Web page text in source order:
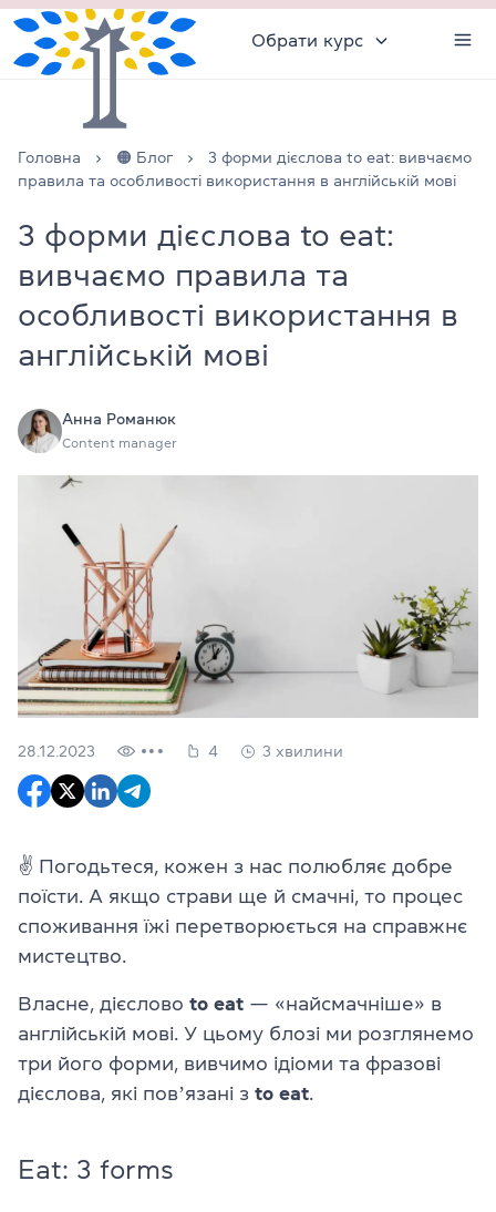
Обрати курс
Головна 🟠 Блог
3 форми дієслова to eat: вивчаємо
правила та особливості використання в англійській мові
3 форми дієслова to eat:
вивчаємо правила та
особливості використання в
англійській мові
Анна Романюк
Content manager
28.12.2023 4 3 хвилини
✌ Погодьтеся, кожен з нас полюбляє добре
поїсти. А якщо страви ще й смачні, то процес
споживання їжі перетворюється на справжнє
мистецтво.
Власне, дієслово to eat — «найсмачніше» в
англійській мові. У цьому блозі ми розглянемо
три його форми, вивчимо ідіоми та фразові
дієслова, які повʼязані з to eat
Eat: 3 forms